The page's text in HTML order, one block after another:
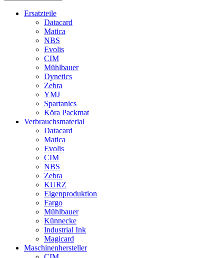
Ersatzteile
Datacard
Matica
NBS
Evolis
CIM
Mühlbauer
Dynetics
Zebra
YMJ
Spartanics
Köra Packmat
Verbrauchsmaterial
Datacard
Matica
Evolis
CIM
NBS
Zebra
KURZ
Eigenproduktion
Fargo
Mühlbauer
Künnecke
Industrial Ink
Magicard
Maschinenhersteller